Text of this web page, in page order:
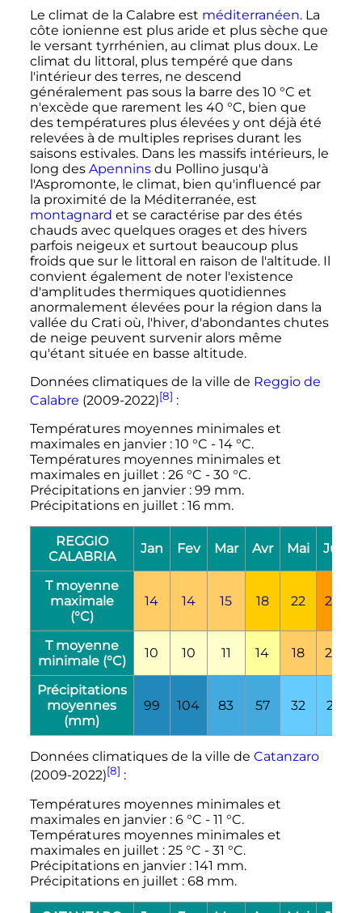
Le climat de la Calabre est méditerranéen. La
côte ionienne est plus aride et plus sèche que
le versant tyrrhénien, au climat plus doux. Le
climat du littoral, plus tempéré que dans
l'intérieur des terres, ne descend
généralement pas sous la barre des 10 °C et
n'excède que rarement les 40 °C, bien que
des températures plus élevées y ont déjà été
relevées à de multiples reprises durant les
saisons estivales. Dans les massifs intérieurs, le
long des Apenninsdu Pollino jusqu'à
l'Aspromonte, le climat, bien qu'influencé par
la proximité de la Méditerranée, est
montagnard et se caractérise par des étés
chauds avec quelques orages et des hivers
parfois neigeux et surtout beaucoup plus
froids que sur le littoral en raison de l'altitude. Il
convient également de noter l'existence
d'amplitudes thermiques quotidiennes
anormalement élevées pour la région dans la
vallée du Crati où, l'hiver, d'abondantes chutes
de neige peuvent survenir alors même
qu'étant située en basse altitude.
Données climatiques de la ville de Reggio de
Calabre (2009-2022)[8] :
Températures moyennes minimales et
maximales en janvier : 10 °C - 14 °C.
Températures moyennes minimales et
maximales en juillet : 26 °C - 30 °C.
Précipitations en janvier : 99 mm.
Précipitations en juillet : 16 mm.
REGGIO
CALABRIA
Jan Fev Mar Avr Mai Jui
T moyenne
maximale
(°C)
14 14 15 18 22 27
T moyenne
minimale (°C)
10 10 11 14 18 23
Précipitations
moyennes
(mm)
99 104 83 57 32 21
Données climatiques de la ville de Catanzaro
(2009-2022)[8] :
Températures moyennes minimales et
maximales en janvier : 6 °C - 11 °C.
Températures moyennes minimales et
maximales en juillet : 25 °C - 31 °C.
Précipitations en janvier : 141 mm.
Précipitations en juillet : 68 mm.